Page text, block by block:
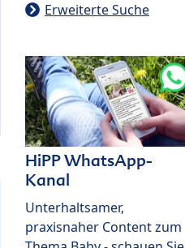
Erweiterte Suche
HiPP WhatsApp-
Kanal
Unterhaltsamer,
praxisnaher Content zum